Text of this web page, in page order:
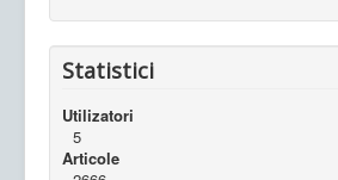
Statistici
Utilizatori
5
Articole